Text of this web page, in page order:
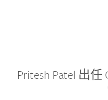
Pritesh Patel 出